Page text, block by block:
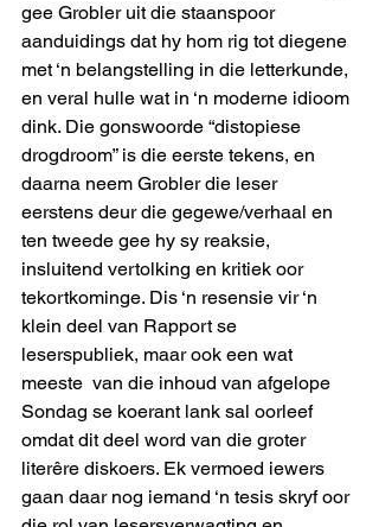
gee Grobler uit die staanspoor
aanduidings dat hy hom rig tot diegene
met ‘n belangstelling in die letterkunde,
en veral hulle wat in ‘n moderne idioom
dink. Die gonswoorde “distopiese
drogdroom” is die eerste tekens, en
daarna neem Grobler die leser
eerstens deur die gegewe/verhaal en
ten tweede gee hy sy reaksie,
insluitend vertolking en kritiek oor
tekortkominge. Dis ‘n resensie vir ‘n
klein deel van Rapport se
leserspubliek, maar ook een wat
meeste  van die inhoud van afgelope
Sondag se koerant lank sal oorleef
omdat dit deel word van die groter
literêre diskoers. Ek vermoed iewers
gaan daar nog iemand ‘n tesis skryf oor